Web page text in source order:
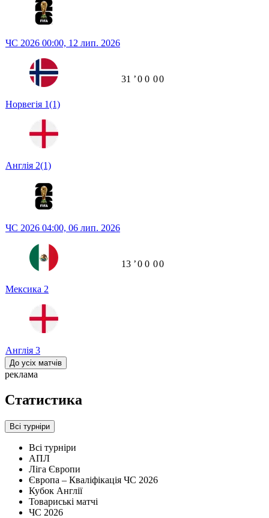
ЧС 2026 00:00, 12 лип. 2026
Норвегія 1(1)
Англія 2(1)
31 ʼ0 0 00
ЧС 2026 04:00, 06 лип. 2026
Мексика 2
Англія 3
13 ʼ0 0 00
До усіх матчів
реклама
Статистика
Всі турніри
Всі турніри
АПЛ
Ліга Європи
Європа – Кваліфікація ЧС 2026
Кубок Англії
Товариські матчі
ЧС 2026